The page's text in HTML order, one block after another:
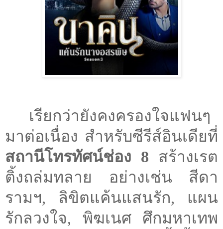
เรียกว่ายังคงครองใจแฟนๆ
มาต่อเนื่อง สำหรับซีรีส์อินเดียที่
สถานีโทรทัศน์ช่อง 8 สร้างเรต
ติ้งถล่มทลาย อย่างเช่น สีดา
รามฯ, ลิขิตแค้นแสนรัก, แผน
รักลวงใจ, พิฆเนศ ศึกมหาเทพ